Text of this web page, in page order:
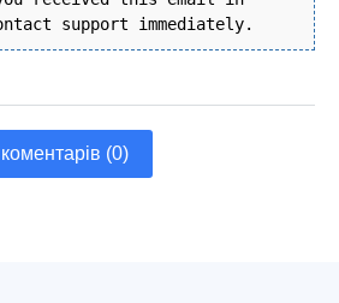
support immediately.
(0)